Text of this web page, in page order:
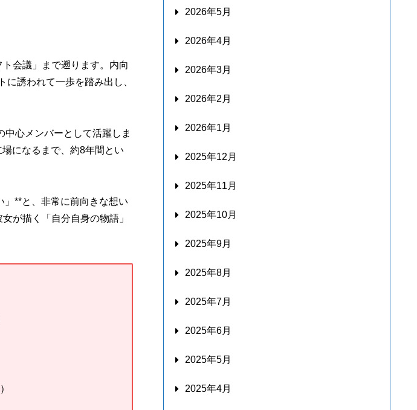
会議」まで遡ります。内向
誘われて一歩を踏み出し、
中心メンバーとして活躍しま
になるまで、約8年間とい
**と、非常に前向きな想い
が描く「自分自身の物語」
2026年5月
2026年4月
2026年3月
2026年2月
2026年1月
2025年12月
2025年11月
2025年10月
2025年9月
2025年8月
2025年7月
2025年6月
2025年5月
2025年4月